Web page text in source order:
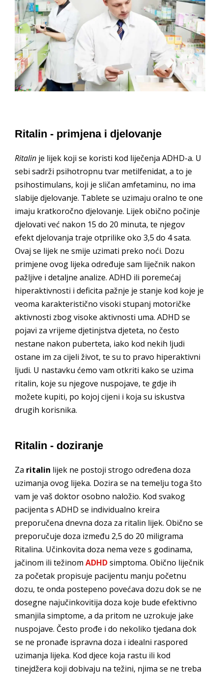
Ritalin - primjena i djelovanje
Ritalin je lijek koji se koristi kod liječenja ADHD-a. U
sebi sadrži psihotropnu tvar metilfenidat, a to je
psihostimulans, koji je sličan amfetaminu, no ima
slabije djelovanje. Tablete se uzimaju oralno te one
imaju kratkoročno djelovanje. Lijek obično počinje
djelovati već nakon 15 do 20 minuta, te njegov
efekt djelovanja traje otprilike oko 3,5 do 4 sata.
Ovaj se lijek ne smije uzimati preko noći. Dozu
primjene ovog lijeka određuje sam liječnik nakon
pažljive i detaljne analize. ADHD ili poremećaj
hiperaktivnosti i deficita pažnje je stanje kod koje je
veoma karakteristično visoki stupanj motoričke
aktivnosti zbog visoke aktivnosti uma. ADHD se
pojavi za vrijeme djetinjstva djeteta, no često
nestane nakon puberteta, iako kod nekih ljudi
ostane im za cijeli život, te su to pravo hiperaktivni
ljudi. U nastavku ćemo vam otkriti kako se uzima
ritalin, koje su njegove nuspojave, te gdje ih
možete kupiti, po kojoj cijeni i koja su iskustva
drugih korisnika.
Ritalin - doziranje
Za ritalin lijek ne postoji strogo određena doza
uzimanja ovog lijeka. Dozira se na temelju toga što
vam je vaš doktor osobno naložio. Kod svakog
pacijenta s ADHD se individualno kreira
preporučena dnevna doza za ritalin lijek. Obično se
preporučuje doza između 2,5 do 20 miligrama
Ritalina. Učinkovita doza nema veze s godinama,
jačinom ili težinom ADHDsimptoma. Obično liječnik
za početak propisuje pacijentu manju početnu
dozu, te onda postepeno povećava dozu dok se ne
dosegne najučinkovitija doza koje bude efektivno
smanjila simptome, a da pritom ne uzrokuje jake
nuspojave. Često prođe i do nekoliko tjedana dok
se ne pronađe ispravna doza i idealni raspored
uzimanja lijeka. Kod djece koja rastu ili kod
tinejdžera koji dobivaju na težini, njima se ne treba